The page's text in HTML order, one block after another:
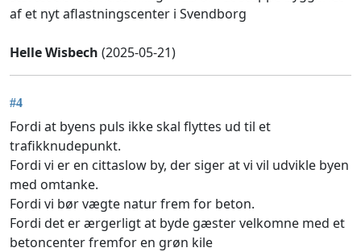
af et nyt aflastningscenter i Svendborg
Helle Wisbech (2025-05-21)
#4
Fordi at byens puls ikke skal flyttes ud til et
trafikknudepunkt.
Fordi vi er en cittaslow by, der siger at vi vil udvikle byen
med omtanke.
Fordi vi bør vægte natur frem for beton.
Fordi det er ærgerligt at byde gæster velkomne med et
betoncenter fremfor en grøn kile